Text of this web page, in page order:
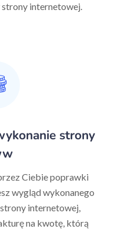
strony internetowej.
strony
Ciebie poprawki
wygląd wykonanego
internetowej,
na kwotę, którą